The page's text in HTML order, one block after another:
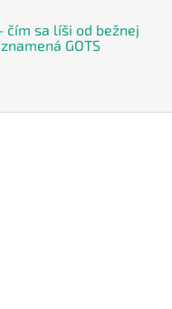
čím sa líši od bežnej
GOTS